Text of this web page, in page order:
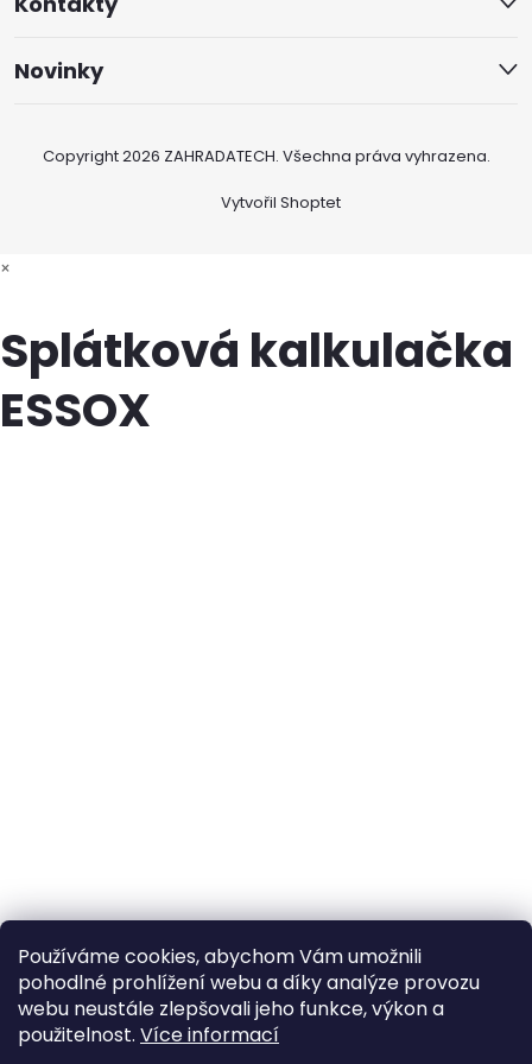
Používáme cookies, abychom Vám umožnili
pohodlné prohlížení webu a díky analýze provozu
webu neustále zlepšovali jeho funkce, výkon a
použitelnost. Více informací
Novinky
Vytvořil Shoptet
Copyright 2026 ZAHRADATECH. Všechna práva vyhrazena.
×
Splátková kalkulačka
ESSOX